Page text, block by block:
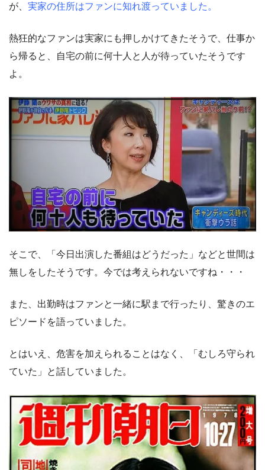
が、 実家の住所はファンに知れ渡っていました。
熱狂的なファンは実家にも押しかけてきたそうで、仕事か
ら帰ると、自宅の前に何十人と人が待っていたそうです
よ。
そこで、「今日出演した番組はどうだった」などと世間は
無しをしたそうです。今では考えられないですね・・・
また、出勤時はファンと一緒に駅まで行ったり、驚きのエ
ピソードを語っていました。
とはいえ、危害を加えられることはなく、「むしろ守られ
ていた」と話していました。